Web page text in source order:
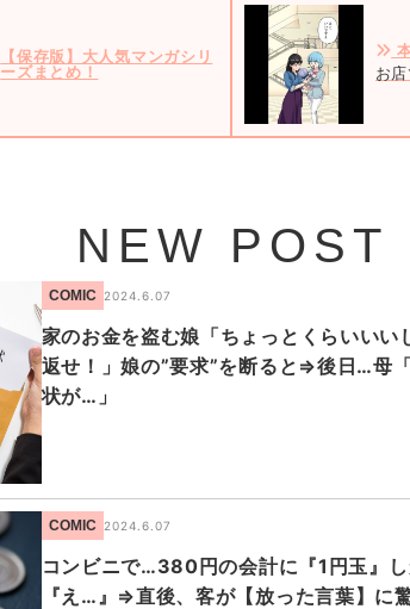
【保存版】大人気マンガシリ
ーズまとめ！
お
NEW POST
COMIC 2024.6.07
家のお金を盗む娘「ちょっとくらいいい
返せ！」娘の”要求”を断ると⇒後日…母
状が…」
COMIC 2024.6.07
コンビニで…380円の会計に『1円玉』
『え…』⇒直後、客が【放った言葉】に